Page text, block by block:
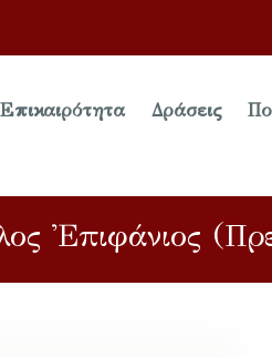
Επικαιρότητα Δράσεις
Ἐπιφάνιος